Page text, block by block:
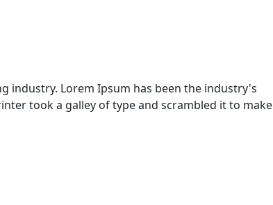
industry. Lorem Ipsum has been the industry's
took a galley of type and scrambled it to make